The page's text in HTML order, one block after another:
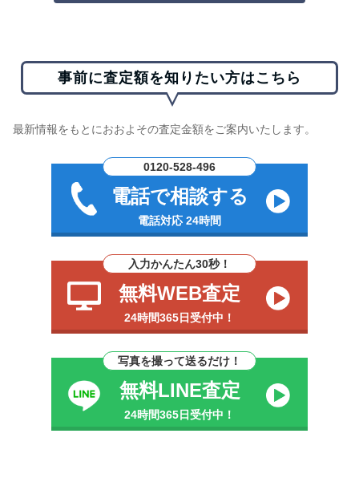
事前に査定額を知りたい方はこちら
最新情報をもとにおおよその査定金額をご案内いたします。
0120-528-496
電話で相談する
電話対応 24時間
入力かんたん30秒！
無料WEB査定
24時間365日受付中！
写真を撮って送るだけ！
無料LINE査定
24時間365日受付中！